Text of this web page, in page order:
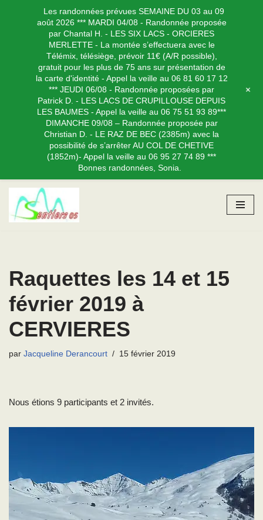
Aller
au
Raquettes les 14 et 15
février 2019 à
CERVIERES
par Jacqueline Derancourt 15 février 2019
Nous étions 9 participants et 2 invités.
Les randonnées prévues SEMAINE DU 03 au 09
août 2026 *** MARDI 04/08 - Randonnée proposée
par Chantal H. - LES SIX LACS - ORCIERES
MERLETTE - La montée s’effectuera avec le
Télémix, télésiège, prévoir 11€ (A/R possible),
gratuit pour les plus de 75 ans sur présentation de
la carte d'identité - Appel la veille au 06 81 60 17 12
*** JEUDI 06/08 - Randonnée proposées par
Patrick D. - LES LACS DE CRUPILLOUSE DEPUIS
LES BAUMES - Appel la veille au 06 75 51 93 89***
DIMANCHE 09/08 – Randonnée proposée par
Christian D. - LE RAZ DE BEC (2385m) avec la
possibilité de s’arrêter AU COL DE CHETIVE
(1852m)- Appel la veille au 06 95 27 74 89 ***
Bonnes randonnées, Sonia.
+